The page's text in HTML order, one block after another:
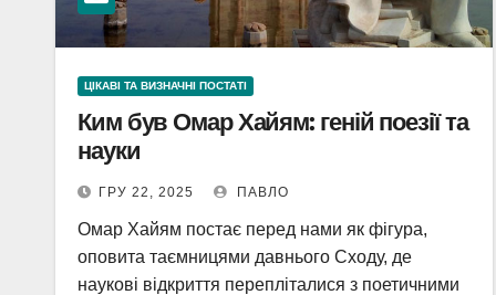
ЦІКАВІ ТА ВИЗНАЧНІ ПОСТАТІ
Ким був Омар Хайям: геній поезії та
науки
ГРУ 22, 2025 ПАВЛО
Омар Хайям постає перед нами як фігура,
оповита таємницями давнього Сходу, де
наукові відкриття перепліталися з поетичними